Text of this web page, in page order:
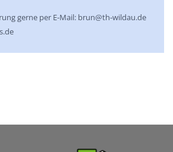
gerne per E-Mail: brun@th-wildau.de